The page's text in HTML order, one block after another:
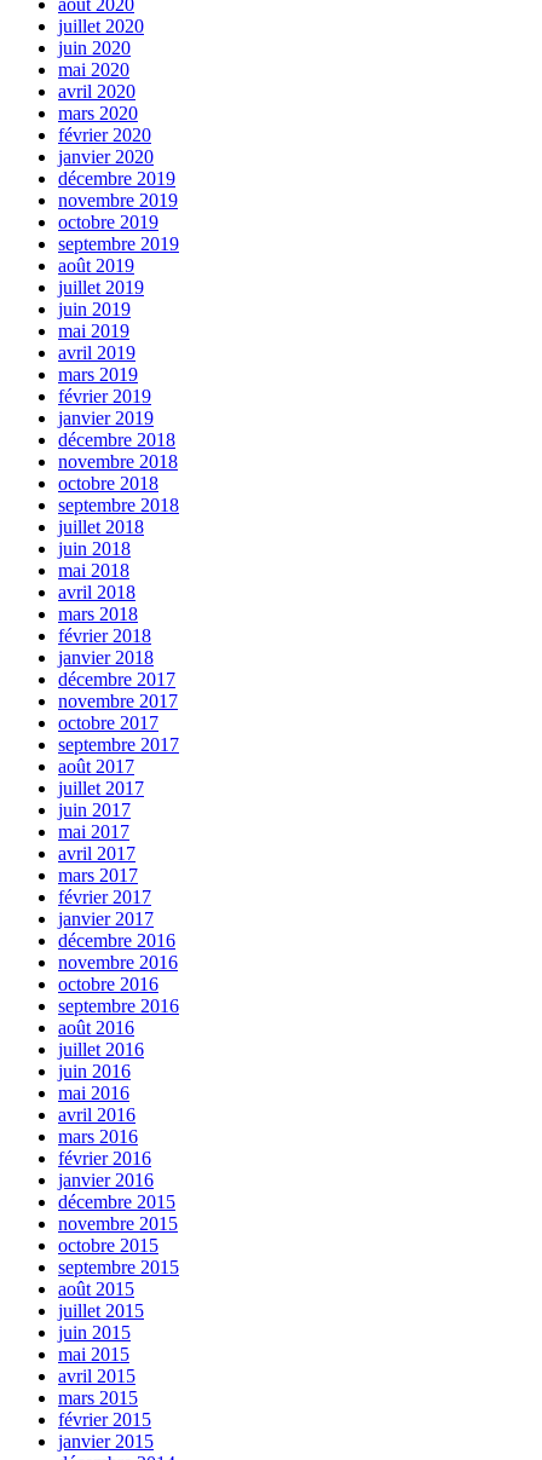
juillet 2020
juin 2020
mai 2020
avril 2020
mars 2020
février 2020
janvier 2020
décembre 2019
novembre 2019
octobre 2019
septembre 2019
août 2019
juillet 2019
juin 2019
mai 2019
avril 2019
mars 2019
février 2019
janvier 2019
décembre 2018
novembre 2018
octobre 2018
septembre 2018
juillet 2018
juin 2018
mai 2018
avril 2018
mars 2018
février 2018
janvier 2018
décembre 2017
novembre 2017
octobre 2017
septembre 2017
août 2017
juillet 2017
juin 2017
mai 2017
avril 2017
mars 2017
février 2017
janvier 2017
décembre 2016
novembre 2016
octobre 2016
septembre 2016
août 2016
juillet 2016
juin 2016
mai 2016
avril 2016
mars 2016
février 2016
janvier 2016
décembre 2015
novembre 2015
octobre 2015
septembre 2015
août 2015
juillet 2015
juin 2015
mai 2015
avril 2015
mars 2015
février 2015
janvier 2015